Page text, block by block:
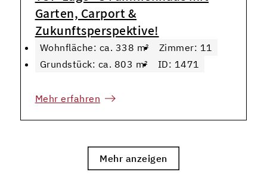
Garten, Carport &
Zukunftsperspektive!
Wohnfläche: ca. 338 m²
Zimmer: 11
Grundstück: ca. 803 m²
ID: 1471
Mehr erfahren
Mehr anzeigen